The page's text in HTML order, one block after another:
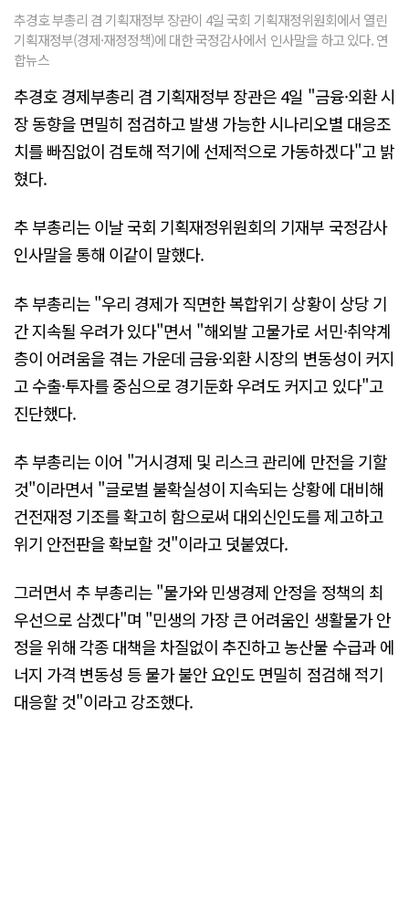
추경호 부총리 겸 기획재정부 장관이 4일 국회 기획재정위원회에서 열린
기획재정부(경제·재정정책)에 대한 국정감사에서 인사말을 하고 있다. 연
합뉴스
추경호 경제부총리 겸 기획재정부 장관은 4일 "금융·외환 시
장 동향을 면밀히 점검하고 발생 가능한 시나리오별 대응조
치를 빠짐없이 검토해 적기에 선제적으로 가동하겠다"고 밝
혔다.
추 부총리는 이날 국회 기획재정위원회의 기재부 국정감사
인사말을 통해 이같이 말했다.
추 부총리는 "우리 경제가 직면한 복합위기 상황이 상당 기
간 지속될 우려가 있다"면서 "해외발 고물가로 서민·취약계
층이 어려움을 겪는 가운데 금융·외환 시장의 변동성이 커지
고 수출·투자를 중심으로 경기둔화 우려도 커지고 있다"고
진단했다.
추 부총리는 이어 "거시경제 및 리스크 관리에 만전을 기할
것"이라면서 "글로벌 불확실성이 지속되는 상황에 대비해
건전재정 기조를 확고히 함으로써 대외신인도를 제고하고
위기 안전판을 확보할 것"이라고 덧붙였다.
그러면서 추 부총리는 "물가와 민생경제 안정을 정책의 최
우선으로 삼겠다"며 "민생의 가장 큰 어려움인 생활물가 안
정을 위해 각종 대책을 차질없이 추진하고 농산물 수급과 에
너지 가격 변동성 등 물가 불안 요인도 면밀히 점검해 적기
대응할 것"이라고 강조했다.